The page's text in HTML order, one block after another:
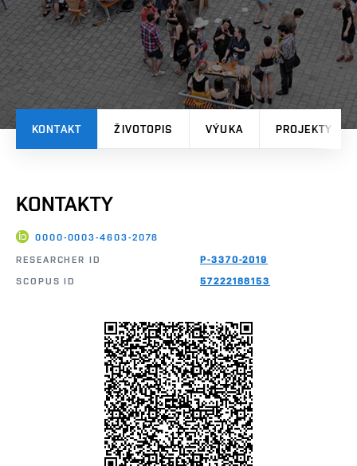
KONTAKT ŽIVOTOPIS VÝUKA PROJEKTY
KONTAKTY
0000-0003-4603-2078
RESEARCHER ID
P-3370-2019
SCOPUS ID
57222188153